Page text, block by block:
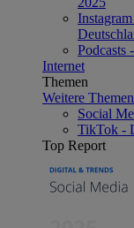
Podcasts
Internet
Themen
Weitere Themen
Social
TikTok -
Top Report